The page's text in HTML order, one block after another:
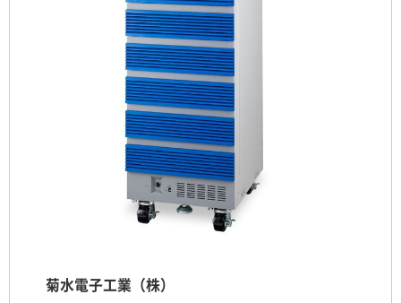
菊水電子工業（株）